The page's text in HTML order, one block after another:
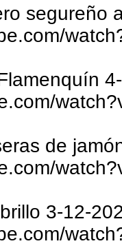
segureño
de
3-12-